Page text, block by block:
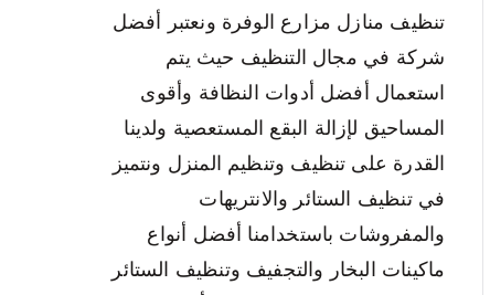
تنظيف منازل مزارع الوفرة ونعتبر أفضل
شركة في مجال التنظيف حيث يتم
استعمال أفضل أدوات النظافة وأقوى
المساحيق لإزالة البقع المستعصية ولدينا
القدرة على تنظيف وتنظيم المنزل ونتميز
في تنظيف الستائر والانتريهات
والمفروشات باستخدامنا أفضل أنواع
ماكينات البخار والتجفيف وتنظيف الستائر